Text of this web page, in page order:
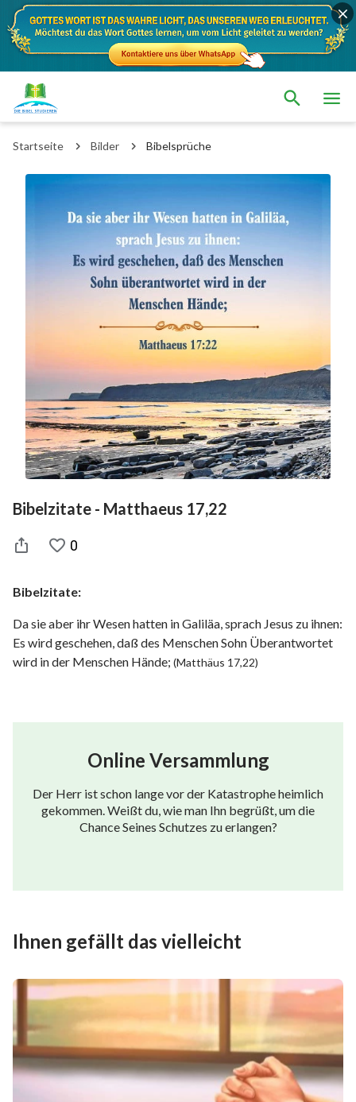
Startseite Bilder Bibelsprüche
Bibelzitate - Matthaeus 17,22
0
Bibelzitate:
Da sie aber ihr Wesen hatten in Galiläa, sprach Jesus zu ihnen:
Es wird geschehen, daß des Menschen Sohn Überantwortet
wird in der Menschen Hände; (Matthäus 17,22)
Online Versammlung
Der Herr ist schon lange vor der Katastrophe heimlich
gekommen. Weißt du, wie man Ihn begrüßt, um die
Chance Seines Schutzes zu erlangen?
Ihnen gefällt das vielleicht